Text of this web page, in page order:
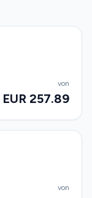
von
EUR 257.89
von